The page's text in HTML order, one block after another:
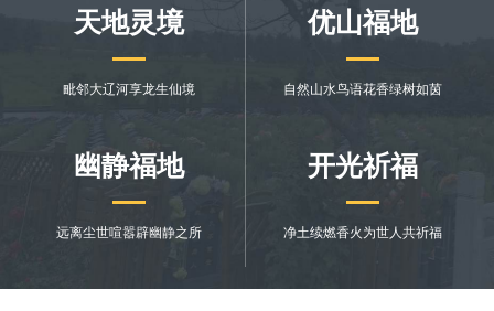
天地灵境
毗邻大辽河享龙生仙境
优山福地
自然山水鸟语花香绿树如茵
幽静福地
远离尘世喧嚣辟幽静之所
开光祈福
净土续燃香火为世人共祈福